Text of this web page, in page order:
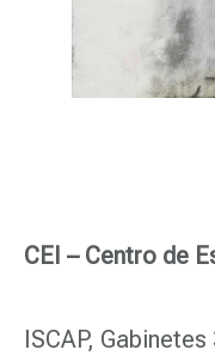
CEI – Centro de
ISCAP,